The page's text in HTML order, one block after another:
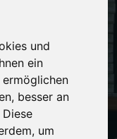
und
ein
besser an
um